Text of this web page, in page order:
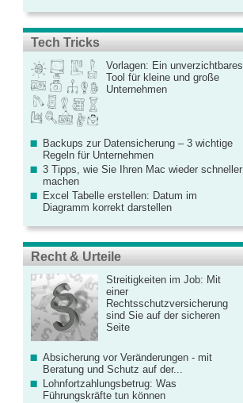
Tech Tricks
Vorlagen: Ein unverzichtbares
Tool für kleine und große
Unternehmen
Backups zur Datensicherung – 3 wichtige
Regeln für Unternehmen
3 Tipps, wie Sie Ihren Mac wieder schneller
machen
Excel Tabelle erstellen: Datum im
Diagramm korrekt darstellen
Recht & Urteile
Streitigkeiten im Job: Mit
einer
Rechtsschutzversicherung
sind Sie auf der sicheren
Seite
Absicherung vor Veränderungen - mit
Beratung und Schutz auf der...
Lohnfortzahlungsbetrug: Was
Führungskräfte tun können